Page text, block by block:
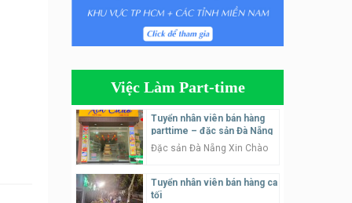
Tuyển nhân viên bán hàng
parttime
parttime
Húp Tea
tiệm trà sữa
Việc Làm Part-time
Tuyển nhân viên bán hàng
parttime – đặc sản Đà Nẵng
Đặc sản Đà Nẵng Xin Chào
Tuyển nhân viên bán hàng ca
tối